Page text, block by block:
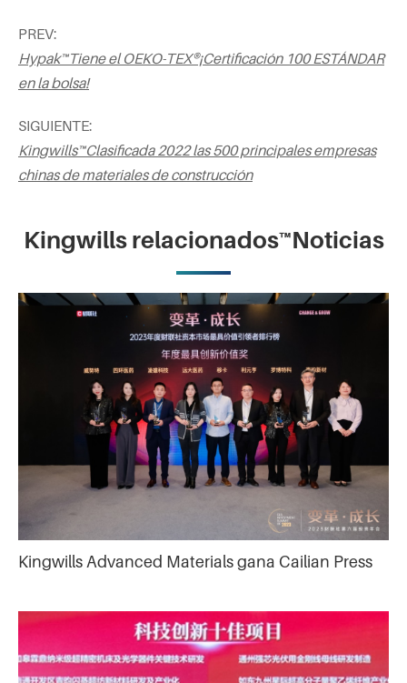
PREV:
Hypak™Tiene el OEKO-TEX®¡Certificación 100 ESTÁNDAR
en la bolsa!
SIGUIENTE:
Kingwills™Clasificada 2022 las 500 principales empresas
chinas de materiales de construcción
Kingwills relacionados™Noticias
Kingwills Advanced Materials gana Cailian Press